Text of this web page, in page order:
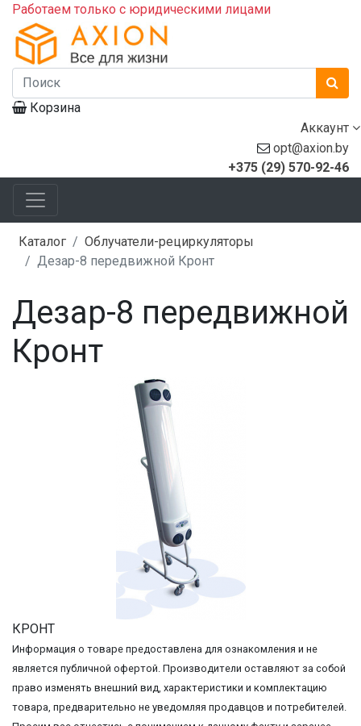
Работаем только с юридическими лицами
Корзина
Аккаунт
opt@axion.by
+375 (29) 570-92-46
Каталог
Облучатели-рециркуляторы
Дезар-8 передвижной Кронт
Дезар-8 передвижной
Кронт
КРОНТ
Информация о товаре предоставлена для ознакомления и не
является публичной офертой. Производители оставляют за собой
право изменять внешний вид, характеристики и комплектацию
товара, предварительно не уведомляя продавцов и потребителей.